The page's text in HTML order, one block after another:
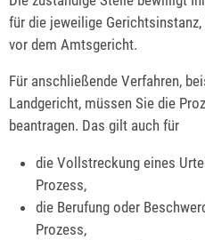
für die jeweilige
vor dem Amtsgericht.
Für anschließende Verfahren,
Landgericht, müssen Sie die
beantragen. Das gilt auch für
die Vollstreckung eines
Prozess,
die Berufung oder
Prozess,